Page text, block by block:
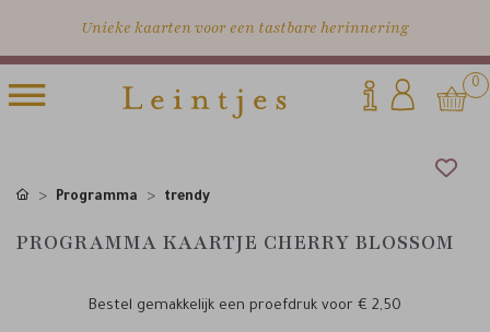
Unieke kaarten voor een tastbare herinnering
0
Programma trendy
PROGRAMMA KAARTJE CHERRY BLOSSOM
Bestel gemakkelijk een proefdruk voor € 2,50